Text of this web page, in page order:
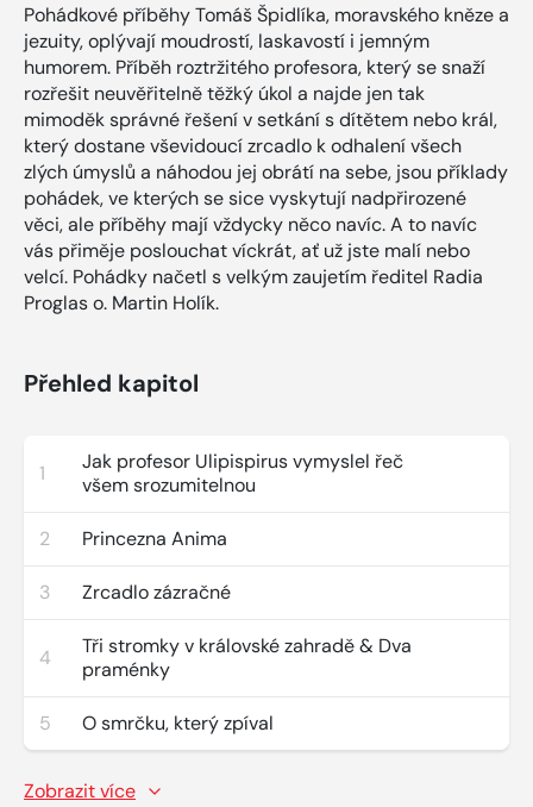
Pohádkové příběhy Tomáš Špidlíka, moravského kněze a
jezuity, oplývají moudrostí, laskavostí i jemným
humorem. Příběh roztržitého profesora, který se snaží
rozřešit neuvěřitelně těžký úkol a najde jen tak
mimoděk správné řešení v setkání s dítětem nebo král,
který dostane vševidoucí zrcadlo k odhalení všech
zlých úmyslů a náhodou jej obrátí na sebe, jsou příklady
pohádek, ve kterých se sice vyskytují nadpřirozené
věci, ale příběhy mají vždycky něco navíc. A to navíc
vás přiměje poslouchat víckrát, ať už jste malí nebo
velcí. Pohádky načetl s velkým zaujetím ředitel Radia
Proglas o. Martin Holík.
Přehled kapitol
1
Jak profesor Ulipispirus vymyslel řeč
všem srozumitelnou
2 Princezna Anima
3 Zrcadlo zázračné
4
Tři stromky v královské zahradě & Dva
praménky
5 O smrčku, který zpíval
Zobrazit více